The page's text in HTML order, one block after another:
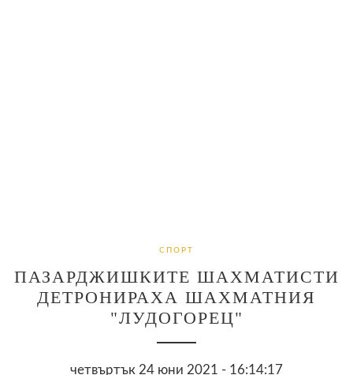
СПОРТ
ПАЗАРДЖИШКИТЕ ШАХМАТИСТИ
ДЕТРОНИРАХА ШАХМАТНИЯ
"ЛУДОГОРЕЦ"
четвъртък 24 юни 2021 - 16:14:17